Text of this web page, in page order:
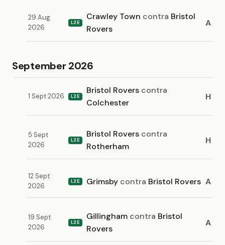
29 Aug
2026
L2E
Crawley Town contra Bristol
Rovers
A
September 2026
1 Sept 2026 L2E
Bristol Rovers contra
Colchester
H
5 Sept
2026
L2E
Bristol Rovers contra
Rotherham
H
12 Sept
2026
L2E Grimsby contra Bristol Rovers A
19 Sept
2026
L2E
Gillingham contra Bristol
Rovers
A